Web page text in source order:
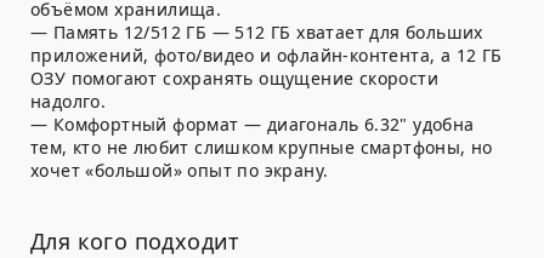
объёмом хранилища.
— Память 12/512 ГБ — 512 ГБ хватает для больших
приложений, фото/видео и офлайн-контента, а 12 ГБ
ОЗУ помогают сохранять ощущение скорости
надолго.
— Комфортный формат — диагональ 6.32" удобна
тем, кто не любит слишком крупные смартфоны, но
хочет «большой» опыт по экрану.
Для кого подходит